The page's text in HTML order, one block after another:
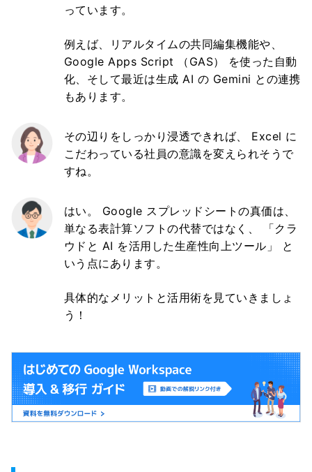
っています。
例えば、リアルタイムの共同編集機能や、
Google Apps Script （GAS） を使った自動
化、そして最近は生成 AI の Gemini との連携
もあります。
その辺りをしっかり浸透できれば、 Excel に
こだわっている社員の意識を変えられそうで
すね。
はい。 Google スプレッドシートの真価は、
単なる表計算ソフトの代替ではなく、 「クラ
ウドと AI を活用した生産性向上ツール」 と
いう点にあります。
具体的なメリットと活用術を見ていきましょ
う！